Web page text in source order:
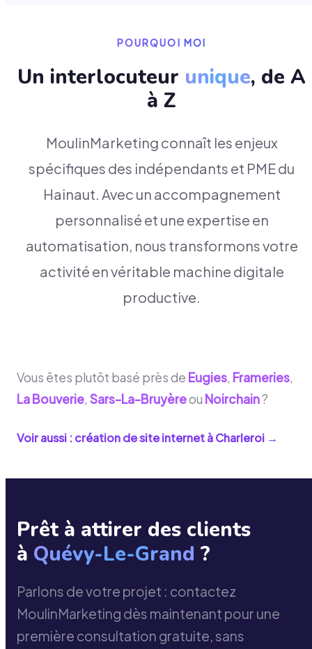
POURQUOI MOI
Un interlocuteur unique, de A
à Z
MoulinMarketing connaît les enjeux
spécifiques des indépendants et PME du
Hainaut. Avec un accompagnement
personnalisé et une expertise en
automatisation, nous transformons votre
activité en véritable machine digitale
productive.
Vous êtes plutôt basé près de Eugies, Frameries,
La Bouverie, Sars-La-Bruyèreou Noirchain?
Voir aussi : création de site internet àCharleroi →
Prêt à attirer des clients
à Quévy-Le-Grand ?
Parlons de votre projet : contactez
MoulinMarketing dès maintenant pour une
première consultation gratuite, sans